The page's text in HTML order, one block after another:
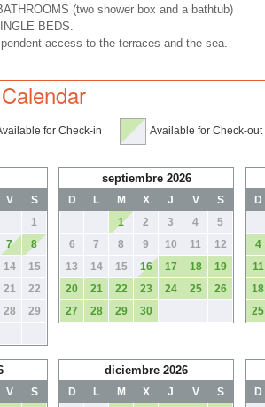
(two shower box and a bathtub)
BEDS.
access to the terraces and the sea.
for Check-in Available for Check-out
V
S
1
7
8
14
15
21
22
28
29
septiembre 2026
D L M X J V
S
1
2 3 4
5
6
7 8 9 10 11
12
13
14 15 16 17 18
19
20
21 22 23 24 25
26
27
28 29 30
D
4
11
18
25
V
S
diciembre 2026
D L M X J V
S
D